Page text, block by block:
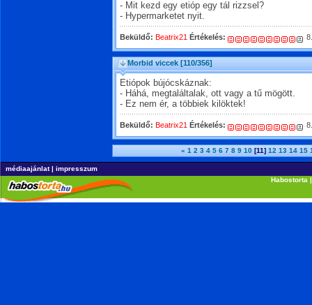
- Mit kezd egy etióp egy tál rizzsel?
- Hypermarketet nyit.
Beküldő: Beatrix21 Értékelés:
Morbid viccek [110/356]
Etiópok bújócskáznak:
- Háhá, megtaláltalak, ott vagy a tű mögött.
- Ez nem ér, a többiek kilöktek!
Beküldő: Beatrix21 Értékelés:
« 1 2 3 4 5 6 7 8 9 10 [11] 12 13 14 15
médiaajánlat| impresszum
Habostorta